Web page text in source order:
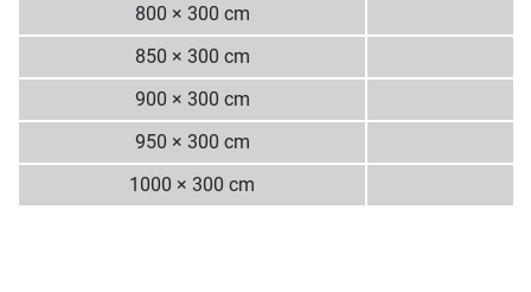
800 × 300 cm
850 × 300 cm
900 × 300 cm
950 × 300 cm
1000 × 300 cm